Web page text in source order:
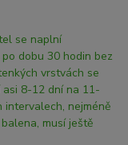
se naplní
dobu 30 hodin bez
vrstvách se
8-12 dní na 11-
nejméně
musí ještě